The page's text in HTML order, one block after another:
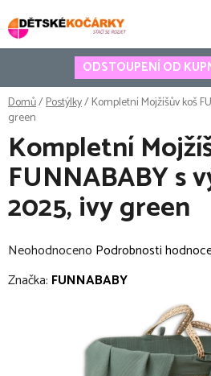
na
obsah
ODSTOUPENÍ OD
Domů/Postýlky/Kompletní Mojžíšův koš
green
Kompletní
FUNNABABY s
2025, ivy green
Průměrné
hodnocení
Neohodnoceno Podrobnosti
Značka: FUNNABABY